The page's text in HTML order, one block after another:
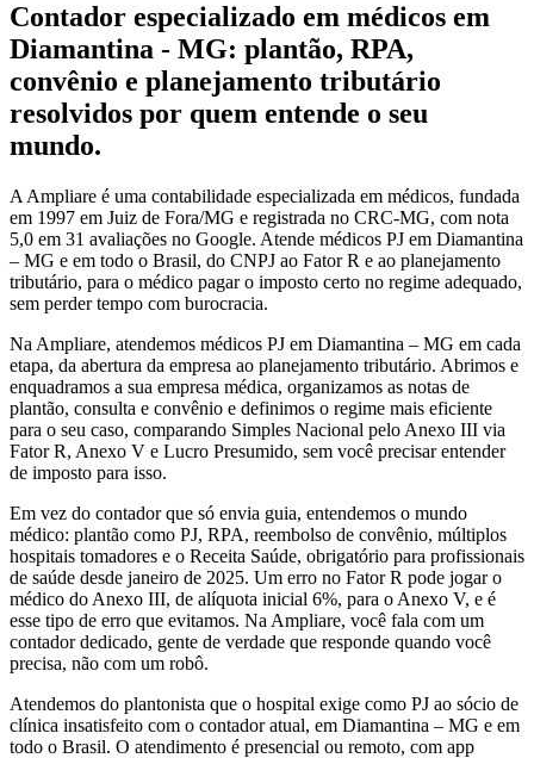
Contador especializado em médicos em
Diamantina - MG: plantão, RPA,
convênio e planejamento tributário
resolvidos por quem entende o seu
mundo.
A Ampliare é uma contabilidade especializada em médicos, fundada
em 1997 em Juiz de Fora/MG e registrada no CRC-MG, com nota
5,0 em 31 avaliações no Google. Atende médicos PJ em Diamantina
– MG e em todo o Brasil, do CNPJ ao Fator R e ao planejamento
tributário, para o médico pagar o imposto certo no regime adequado,
sem perder tempo com burocracia.
Na Ampliare, atendemos médicos PJ em Diamantina – MG em cada
etapa, da abertura da empresa ao planejamento tributário. Abrimos e
enquadramos a sua empresa médica, organizamos as notas de
plantão, consulta e convênio e definimos o regime mais eficiente
para o seu caso, comparando Simples Nacional pelo Anexo III via
Fator R, Anexo V e Lucro Presumido, sem você precisar entender
de imposto para isso.
Em vez do contador que só envia guia, entendemos o mundo
médico: plantão como PJ, RPA, reembolso de convênio, múltiplos
hospitais tomadores e o Receita Saúde, obrigatório para profissionais
de saúde desde janeiro de 2025. Um erro no Fator R pode jogar o
médico do Anexo III, de alíquota inicial 6%, para o Anexo V, e é
esse tipo de erro que evitamos. Na Ampliare, você fala com um
contador dedicado, gente de verdade que responde quando você
precisa, não com um robô.
Atendemos do plantonista que o hospital exige como PJ ao sócio de
clínica insatisfeito com o contador atual, em Diamantina – MG e em
todo o Brasil. O atendimento é presencial ou remoto, com app